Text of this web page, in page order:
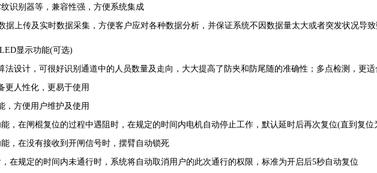
识别器等，兼容性强，方便系统集成
据上传及实时数据采集，方便客户应对各种数据分析，并保证系统不因数据量太大或者突发状况导
显示功能(可选)
法设计，可很好识别通道中的人员数量及走向，大大提高了防夹和防尾随的准确性；多点检测，更
更人性化，更易于使用
，方便用户维护及使用
，在闸棍复位的过程中遇阻时，在规定的时间内电机自动停止工作，默认延时后再次复位(直到复
，在没有接收到开闸信号时，摆臂自动锁死
在规定的时间内未通行时，系统将自动取消用户的此次通行的权限，标准为开启后5秒自动复位